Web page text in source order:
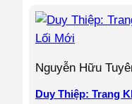
Nguyễn Hữu
Duy Thiệp: Trang